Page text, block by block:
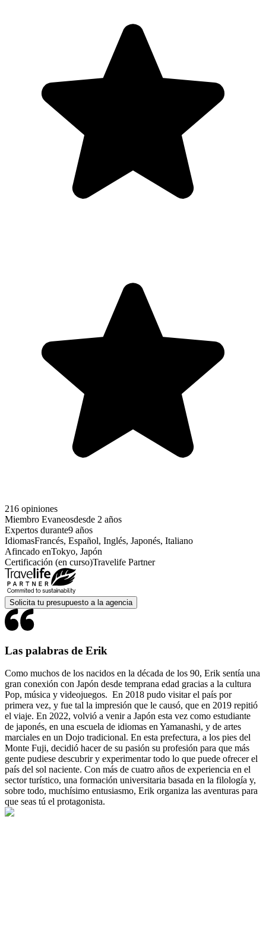
216 opiniones
Miembro Evaneosdesde 2 años
Expertos durante9 años
IdiomasFrancés, Español, Inglés, Japonés, Italiano
Afincado enTokyo, Japón
Certificación (en curso)Travelife Partner
Solicita tu presupuesto a la agencia
Las palabras de Erik
Como muchos de los nacidos en la década de los 90, Erik sentía una
gran conexión con Japón desde temprana edad gracias a la cultura
Pop, música y videojuegos. En 2018 pudo visitar el país por
primera vez, y fue tal la impresión que le causó, que en 2019 repitió
el viaje. En 2022, volvió a venir a Japón esta vez como estudiante
de japonés, en una escuela de idiomas en Yamanashi, y de artes
marciales en un Dojo tradicional. En esta prefectura, a los pies del
Monte Fuji, decidió hacer de su pasión su profesión para que más
gente pudiese descubrir y experimentar todo lo que puede ofrecer el
país del sol naciente. Con más de cuatro años de experiencia en el
sector turístico, una formación universitaria basada en la filología y,
sobre todo, muchísimo entusiasmo, Erik organiza las aventuras para
que seas tú el protagonista.